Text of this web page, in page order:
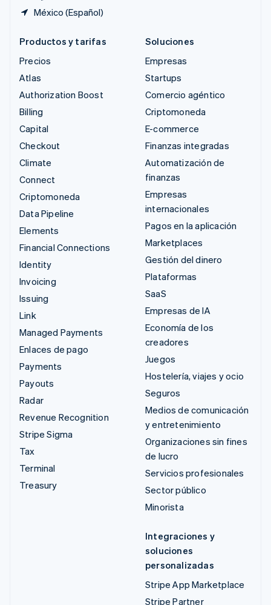
México (Español)
Productos y tarifas
Precios
Atlas
Authorization Boost
Billing
Capital
Checkout
Climate
Connect
Criptomoneda
Data Pipeline
Elements
Financial Connections
Identity
Invoicing
Issuing
Link
Managed Payments
Enlaces de pago
Payments
Payouts
Radar
Revenue Recognition
Stripe Sigma
Tax
Terminal
Treasury
Soluciones
Empresas
Startups
Comercio agéntico
Criptomoneda
E-commerce
Finanzas integradas
Automatización de
finanzas
Empresas
internacionales
Pagos en la aplicación
Marketplaces
Gestión del dinero
Plataformas
SaaS
Empresas de IA
Economía de los
creadores
Juegos
Hostelería, viajes y ocio
Seguros
Medios de comunicación
y entretenimiento
Organizaciones sin fines
de lucro
Servicios profesionales
Sector público
Minorista
Integraciones y
soluciones
personalizadas
Stripe App Marketplace
Stripe Partner